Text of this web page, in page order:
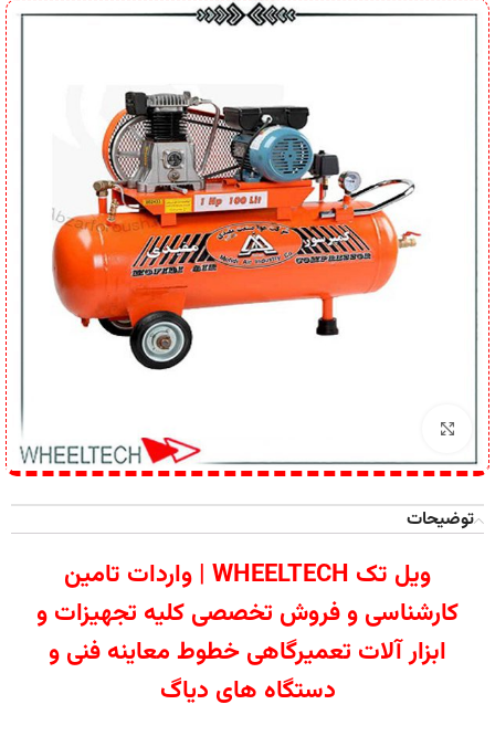
توضیحات
ویل تک WHEELTECH | واردات تامین
کارشناسی و فروش تخصصی کلیه تجهیزات و
ابزار آلات تعمیرگاهی خطوط معاینه فنی و
دستگاه های دیاگ